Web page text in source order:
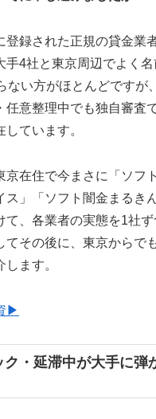
登録された正規の貸金業
手4社と東京周辺でよく
ない方がほとんどですが
任意整理中でも独自審査
ています。
京在住で今まさに「ソフ
ス」「ソフト闇金まるき
て、各業者の実態を1社
てその後に、東京からで
ます。
▶
・延滞中が大手に弾